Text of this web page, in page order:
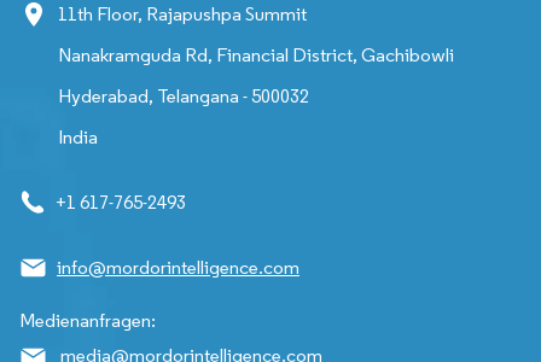
11th Floor, Rajapushpa Summit
Nanakramguda Rd, Financial District, Gachibowli
Hyderabad, Telangana - 500032
India
+1 617-765-2493
info@mordorintelligence.com
Medienanfragen:
media@mordorintelligence.com